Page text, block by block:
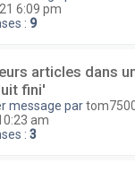
6:09 pm
: 9
articles dans
fini'
message par
am
: 3